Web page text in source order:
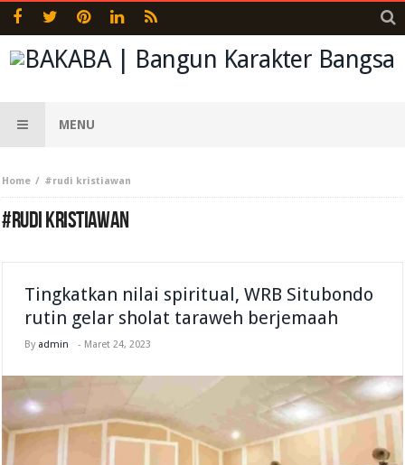
MENU
Home #rudi kristiawan
#RUDI KRISTIAWAN
Tingkatkan nilai spiritual, WRB Situbondo
rutin gelar sholat taraweh berjemaah
By admin - Maret 24, 2023